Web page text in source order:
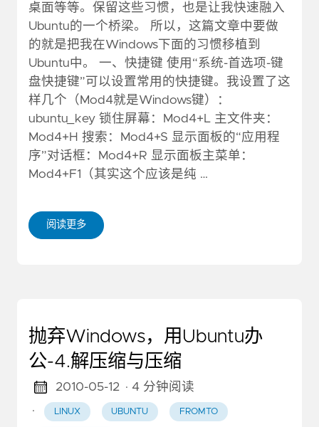
桌面等等。保留这些习惯，也是让我快速融入
Ubuntu的一个桥梁。 所以，这篇文章中要做
的就是把我在Windows下面的习惯移植到
Ubuntu中。 一、快捷键 使用“系统-首选项-键
盘快捷键”可以设置常用的快捷键。我设置了这
样几个（Mod4就是Windows键）：
ubuntu_key 锁住屏幕：Mod4+L 主文件夹：
Mod4+H 搜索：Mod4+S 显示面板的“应用程
序”对话框：Mod4+R 显示面板主菜单：
Mod4+F1（其实这个应该是纯 …
阅读更多
抛弃Windows，用Ubuntu办
公-4.解压缩与压缩
2010-05-12 · 4 分钟阅读
·
LINUX UBUNTU FROMTO